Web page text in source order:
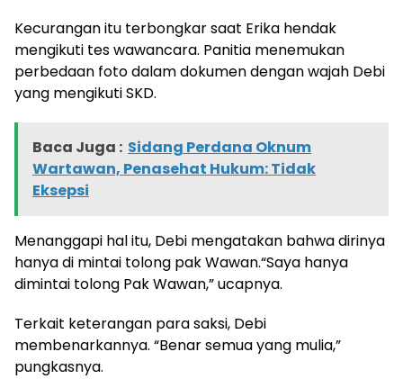
Kecurangan itu terbongkar saat Erika hendak
mengikuti tes wawancara. Panitia menemukan
perbedaan foto dalam dokumen dengan wajah Debi
yang mengikuti SKD.
Baca Juga : Sidang Perdana Oknum
Wartawan, Penasehat Hukum: Tidak
Eksepsi
Menanggapi hal itu, Debi mengatakan bahwa dirinya
hanya di mintai tolong pak Wawan.“Saya hanya
dimintai tolong Pak Wawan,” ucapnya.
Terkait keterangan para saksi, Debi
membenarkannya. “Benar semua yang mulia,”
pungkasnya.